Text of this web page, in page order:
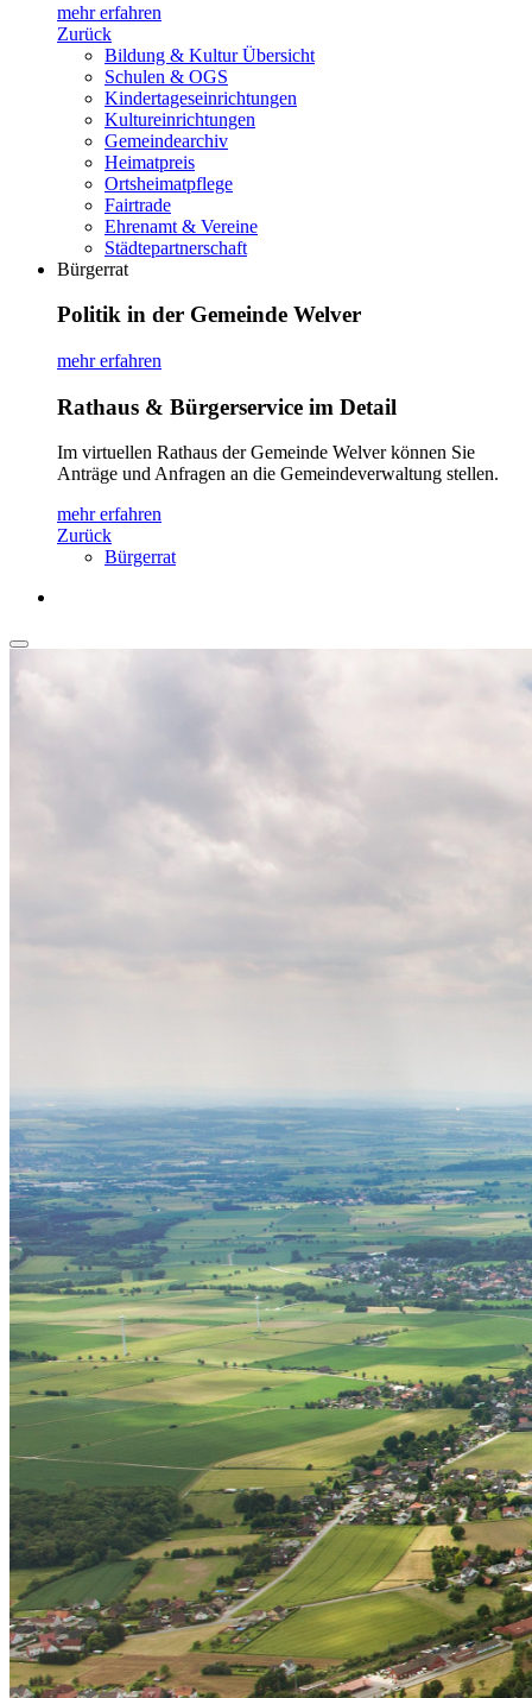
mehr erfahren
Zurück
Bildung & Kultur Übersicht
Schulen & OGS
Kindertageseinrichtungen
Kultureinrichtungen
Gemeindearchiv
Heimatpreis
Ortsheimatpflege
Fairtrade
Ehrenamt & Vereine
Städtepartnerschaft
Bürgerrat
Politik in der Gemeinde Welver
mehr erfahren
Rathaus & Bürgerservice im Detail
Im virtuellen Rathaus der Gemeinde Welver können Sie
Anträge und Anfragen an die Gemeindeverwaltung stellen.
mehr erfahren
Zurück
Bürgerrat